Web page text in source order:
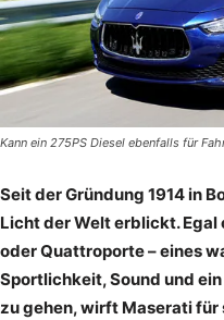
Kann ein 275PS Diesel ebenfalls für
Seit der Gründung 1914 in
Licht der Welt erblickt. Egal
oder Quattroporte – eines
Sportlichkeit, Sound und
zu gehen, wirft Maserati für